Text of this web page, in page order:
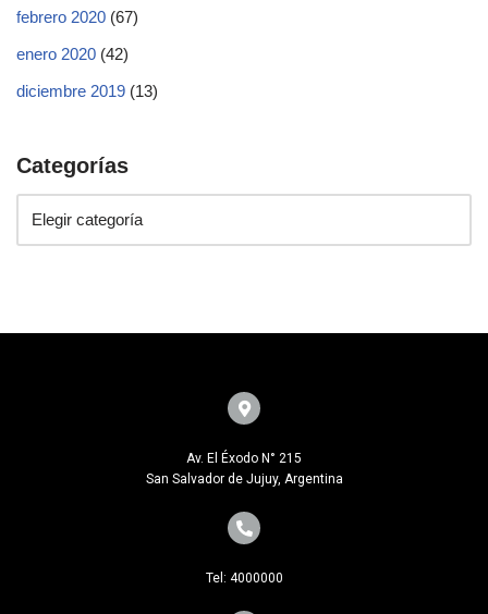
febrero 2020 (67)
enero 2020 (42)
diciembre 2019 (13)
Categorías
Av. El Éxodo N° 215
San Salvador de Jujuy, Argentina
Tel: 4000000